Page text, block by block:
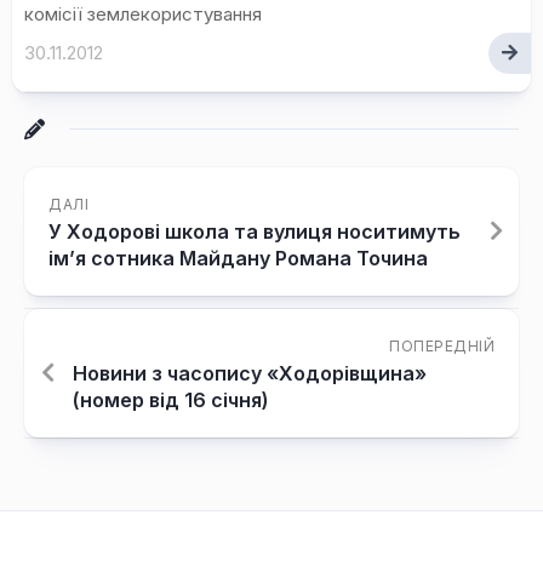
комісії землекористування
30.11.2012
ДАЛІ
У Ходорові школа та вулиця носитимуть
ім’я сотника Майдану Романа Точина
ПОПЕРЕДНІЙ
Новини з часопису «Ходорівщина»
(номер від 16 січня)